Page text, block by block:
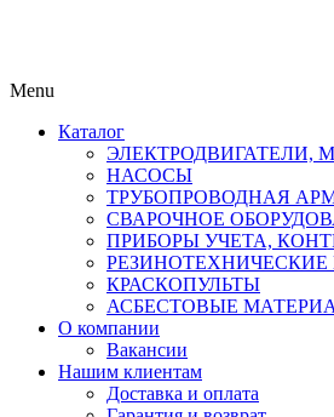
Menu
Каталог
ЭЛЕКТРОДВИГАТЕЛИ,
НАСОСЫ
ТРУБОПРОВОДНАЯ
СВАРОЧНОЕ
ПРИБОРЫ УЧЕТА,
РЕЗИНОТЕХНИЧЕСКИЕ
КРАСКОПУЛЬТЫ
АСБЕСТОВЫЕ
О компании
Вакансии
Нашим клиентам
Доставка и оплата